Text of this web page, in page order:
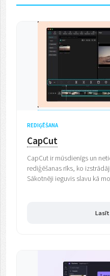
REDIĢĒŠANA
CapCut
CapCut ir mūsdienīgs un
rediģēšanas rīks, ko
Sākotnēji ieguvis slavu kā
Lasīt